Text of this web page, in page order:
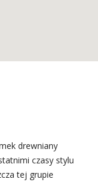
drewniany
czasy stylu
tej grupie